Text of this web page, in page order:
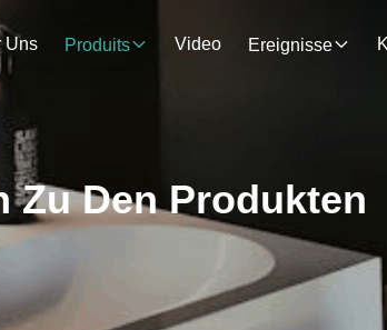
Uns Produits Video Ereignisse
Zu Den Produkten